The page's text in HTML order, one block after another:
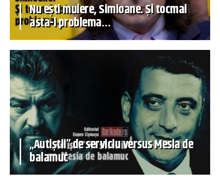
Nu ești muiere, Simioane. Și tocmai
asta-i problema…
„Autiștii” de serviciu versus Mesia de
balamuc